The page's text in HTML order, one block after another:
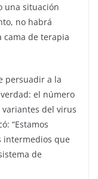
una situación
no habrá
de terapia
persuadir a la
el número
variantes del virus
“Estamos
intermedios que
de